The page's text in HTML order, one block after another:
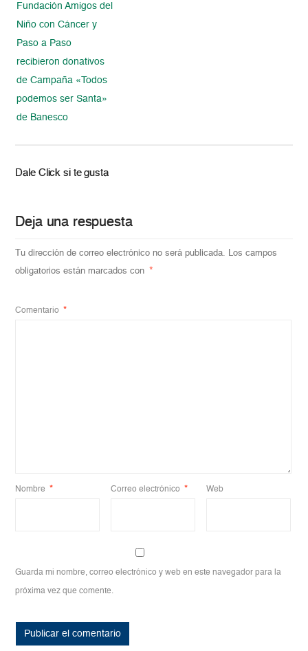
Fundación Amigos del
Niño con Cáncer y
Paso a Paso
recibieron donativos
de Campaña «Todos
podemos ser Santa»
de Banesco
Dale Click si te gusta
Deja una respuesta
Tu dirección de correo electrónico no será publicada. Los campos
obligatorios están marcados con *
Comentario *
Nombre * Correo electrónico * Web
Guarda mi nombre, correo electrónico y web en este navegador para la
próxima vez que comente.